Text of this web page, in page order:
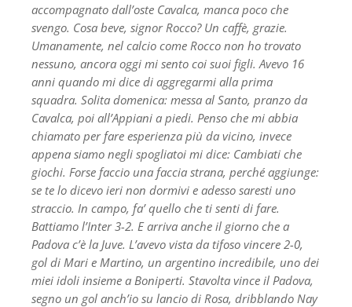
accompagnato dall’oste Cavalca, manca poco che
svengo. Cosa beve, signor Rocco? Un caffè, grazie.
Umanamente, nel calcio come Rocco non ho trovato
nessuno, ancora oggi mi sento coi suoi figli. Avevo 16
anni quando mi dice di aggregarmi alla prima
squadra. Solita domenica: messa al Santo, pranzo da
Cavalca, poi all’Appiani a piedi. Penso che mi abbia
chiamato per fare esperienza più da vicino, invece
appena siamo negli spogliatoi mi dice: Cambiati che
giochi. Forse faccio una faccia strana, perché aggiunge:
se te lo dicevo ieri non dormivi e adesso saresti uno
straccio. In campo, fa’ quello che ti senti di fare.
Battiamo l’Inter 3-2. E arriva anche il giorno che a
Padova c’è la Juve. L’avevo vista da tifoso vincere 2-0,
gol di Mari e Martino, un argentino incredibile, uno dei
miei idoli insieme a Boniperti. Stavolta vince il Padova,
segno un gol anch’io su lancio di Rosa, dribblando Nay